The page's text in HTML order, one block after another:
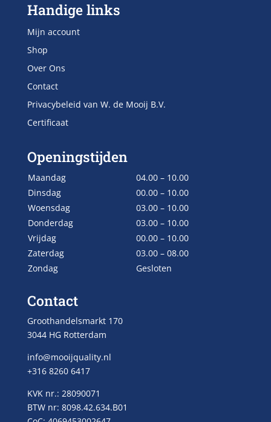
Handige links
Mijn account
Shop
Over Ons
Contact
Privacybeleid van W. de Mooij B.V.
Certificaat
Openingstijden
Maandag
04.00 – 10.00
Dinsdag
00.00 – 10.00
Woensdag
03.00 – 10.00
Donderdag
03.00 – 10.00
Vrijdag
00.00 – 10.00
Zaterdag
03.00 – 08.00
Zondag
Gesloten
Contact
Groothandelsmarkt 170
3044 HG Rotterdam
info@mooijquality.nl
+316 8260 6417
KVK nr.: 28090071
BTW nr: 8098.42.634.B01